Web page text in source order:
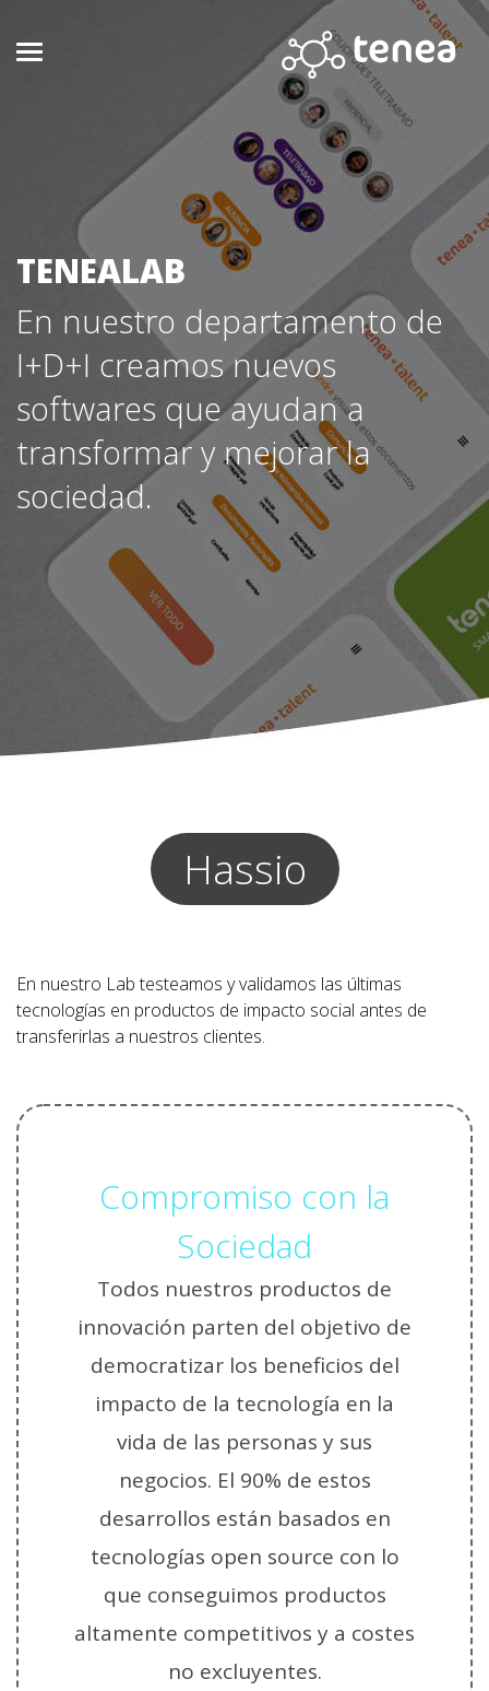
TENEALAB
En nuestro departamento de
I+D+I creamos nuevos
softwares que ayudan a
transformar y mejorar la
sociedad.
mongoDB
En nuestro Lab testeamos y validamos las últimas
tecnologías en productos de impacto social antes de
transferirlas a nuestros clientes.
Compromiso con la
Sociedad
Todos nuestros productos de
innovación parten del objetivo de
democratizar los beneficios del
impacto de la tecnología en la
vida de las personas y sus
negocios. El 90% de estos
desarrollos están basados en
tecnologías open source con lo
que conseguimos productos
altamente competitivos y a costes
no excluyentes.